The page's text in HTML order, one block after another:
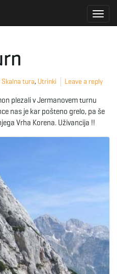
e
Skalna tura, Utrinki Leave a reply
plezali v Jermanovem turnu
nas je kar pošteno grelo, pa še
Vrha Korena. Uživancija !!